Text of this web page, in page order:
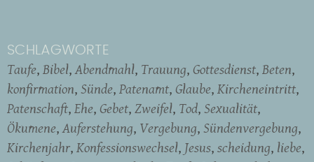
SCHLAGWORTE
Taufe Bibel Abendmahl Trauung Gottesdienst Beten
konfirmation Sünde Patenamt Glaube Kircheneintritt
Patenschaft Ehe Gebet Zweifel Tod Sexualität
Ökumene Auferstehung Vergebung Sündenvergebung
Kirchenjahr Konfessionswechsel Jesus scheidung liebe